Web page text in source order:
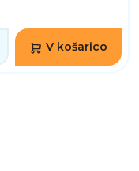
V košarico